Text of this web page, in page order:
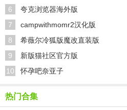
6 夸克浏览器海外版
7 campwithmomr2汉化版
8 希薇尔冷狐版魔改直装版
9 新版猫社区官方版
10 怀孕吧奈亚子
热门合集